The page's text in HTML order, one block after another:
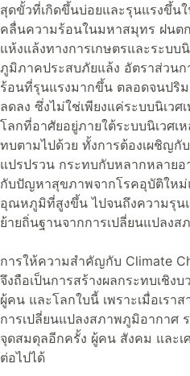
สุดขั้วที่เกิดขึ้นบ่อยและรุนแรงขึ้น
คลื่นความร้อนในมหาสมุทร ฝนต
แห้งแล้งทางการเกษตรและระบบ
ภูมิภาคประสบภัยแล้ง อัตราส่วนก
ร้อนที่รุนแรงมากขึ้น ตลอดจนปริ
ลดลง ซึ่งไม่ใช่เพียงแค่ระบบนิเว
โลกที่อาศัยอยู่ภายใต้ระบบนิเวศเ
ทบตามไปด้วย ทั้งการต้องเผชิญกั
แปรปรวน กระทบกับหลากหลาย
กับปัญหาสุขภาพจากโรคอุบัติใหม่
อุณหภูมิที่สูงขึ้น ไปจนถึงความรุน
ย้ายถิ่นฐานจากการเปลี่ยนแปลง
การให้ความสำคัญกับ Climate
จึงถือเป็นการสร้างผลกระทบเชิง
ผู้คน และโลกใบนี้ เพราะเมื่อเรา
การเปลี่ยนแปลงสภาพภูมิอากาศ
จุดสมดุลอีกครั้ง ผู้คน สังคม และเ
ต่อไปได้